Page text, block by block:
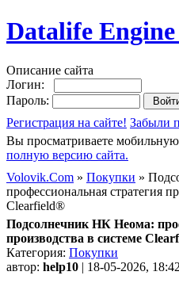
Datalife Engine
Описание сайта
Логин:
Пароль:
Регистрация на сайте! Забыли
Вы просматриваете
полную версию сайта.
Volovik.Com » Покупки »
профессиональная стратегия
Clearfield®
Подсолнечник НК Неома:
производства в системе
Категория: Покупки
автор: help10 | 18-05-2026,